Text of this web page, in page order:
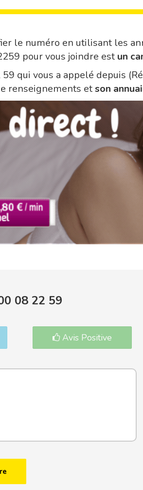
le numéro en utilisant les
pour vous joindre est un
qui vous a appelé depuis
renseignements etson
08 22 59
Avis Positive